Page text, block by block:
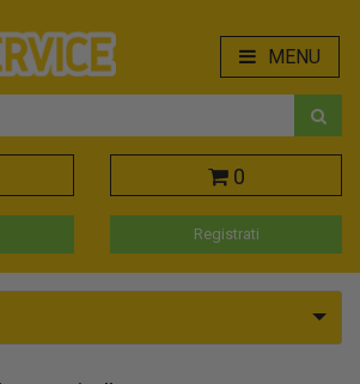
MENU
0
Registrati